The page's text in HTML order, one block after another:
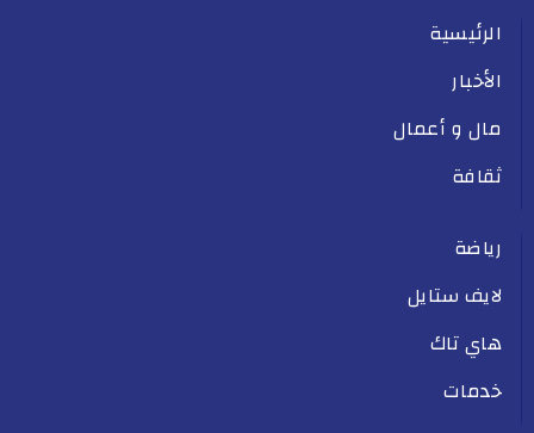
الرئيسية
الأخبار
مال و أعمال
ثقافة
رياضة
لايف ستايل
هاي تاك
خدمات